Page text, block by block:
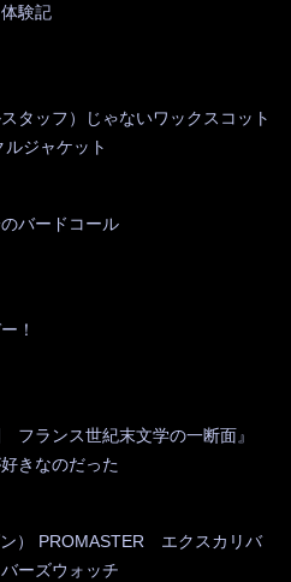
験記
タッフ）じゃないワックスコット
ジャケット
バードコール
！
フランス世紀末文学の一断面』
きなのだった
） PROMASTER エクスカリバ
ーズウォッチ